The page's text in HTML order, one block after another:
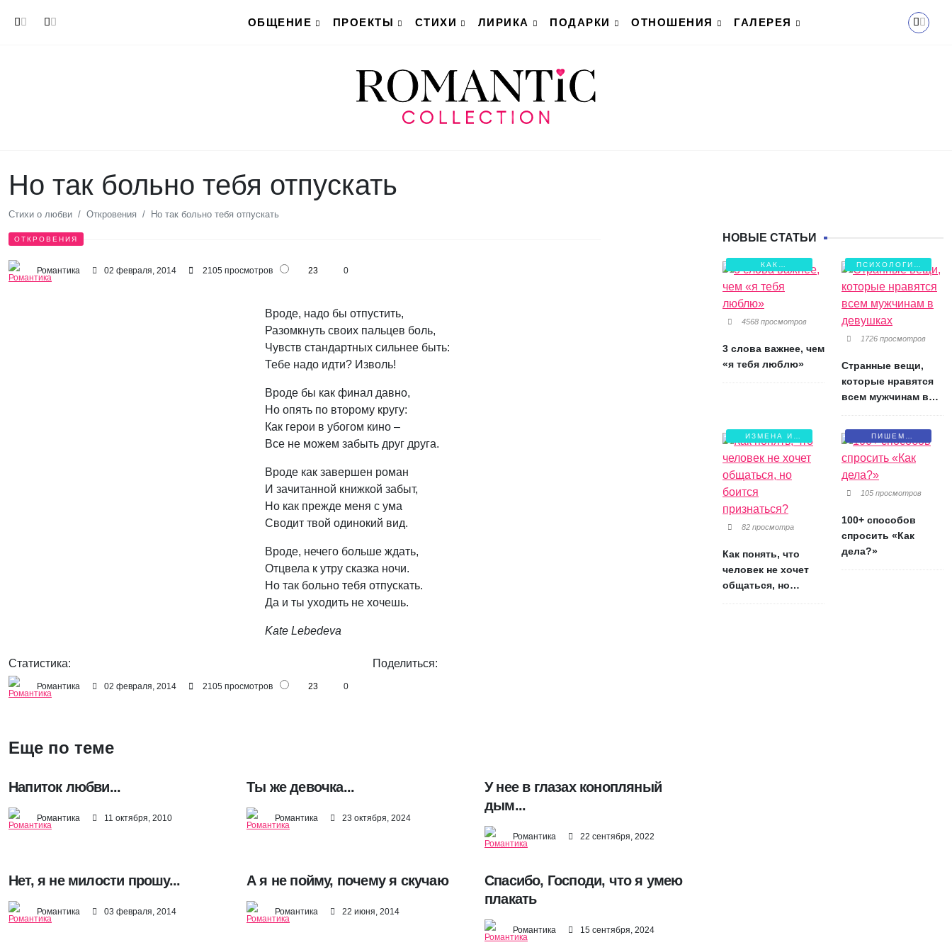
ОБЩЕНИЕ
ПРОЕКТЫ СТИХИ ЛИРИКА ПОДАРКИ ОТНОШЕНИЯ ГАЛЕРЕЯ
Но так больно тебя отпускать
Стихи о любви Откровения Но так больно тебя отпускать
ОТКРОВЕНИЯ
Романтика 02 февраля, 2014 2105 просмотров 23 0
Вроде, надо бы отпустить,
Разомкнуть своих пальцев боль,
Чувств стандартных сильнее быть:
Тебе надо идти? Изволь!
Вроде бы как финал давно,
Но опять по второму кругу:
Как герои в убогом кино –
Все не можем забыть друг друга.
Вроде как завершен роман
И зачитанной книжкой забыт,
Но как прежде меня с ума
Сводит твой одинокий вид.
Вроде, нечего больше ждать,
Отцвела к утру сказка ночи.
Но так больно тебя отпускать.
Да и ты уходить не хочешь.
Kate Lebedeva
Статистика:
Романтика 02 февраля, 2014 2105 просмотров 23 0
Поделиться:
Еще по теме
Напиток любви...
Романтика 11 октября, 2010
Ты же девочка...
Романтика 23 октября, 2024
У нее в глазах конопляный
дым...
Романтика 22 сентября, 2022
Нет, я не милости прошу...
Романтика 03 февраля, 2014
А я не пойму, почему я скучаю
Романтика 22 июня, 2014
Спасибо, Господи, что я умею
плакать
Романтика 15 сентября, 2024
НОВЫЕ СТАТЬИ
КАК
СОХРАНИТЬ
ЛЮБОВЬ?
4568 просмотров
3 слова важнее, чем
«я тебя люблю»
ПСИХОЛОГИЯ
ЛЮБВИ
1726 просмотров
Странные вещи,
которые нравятся
всем мужчинам в
ИЗМЕНА И
БОЛЬ
82 просмотра
Как понять, что
человек не хочет
общаться, но
ПИШЕМ
ПИСЬМА
105 просмотров
100+ способов
спросить «Как
дела?»